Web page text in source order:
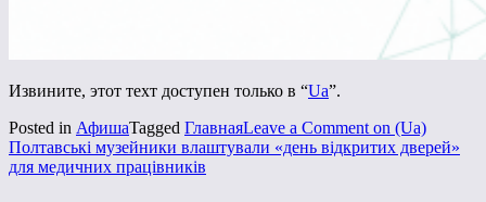
Извините, этот техт доступен только в “Ua”.
Posted in АфишаTagged ГлавнаяLeave a Comment on (Ua)
Полтавські музейники влаштували «день відкритих дверей»
для медичних працівників